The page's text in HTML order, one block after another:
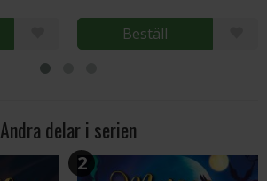
Beställ
Andra delar i serien
2